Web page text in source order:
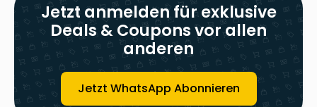
Jetzt anmelden für exklusive
Deals & Coupons vor allen
anderen
Jetzt WhatsApp Abonnieren